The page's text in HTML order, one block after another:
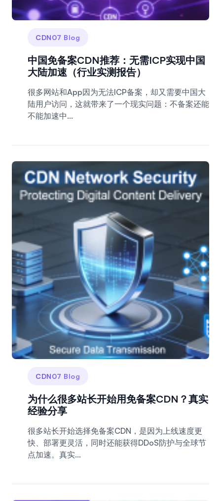
CDN07 Blog
中国免备案CDN推荐：无需ICP实现中国
大陆加速（行业实测报告）
很多网站和App因为无法ICP备案，却又需要中国大
陆用户访问，这就带来了一个现实问题：不备案还能
不能加速中...
CDN07 Blog
为什么很多站长开始用免备案CDN？真实
经验分享
很多站长开始选择免备案CDN，是因为上线速度更
快、部署更灵活，同时还能获得DDoS防护与全球节
点加速。真实...